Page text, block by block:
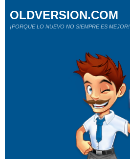
OLDVERSION.COM
¡PORQUE LO NUEVO NO SIEMPRE ES MEJOR!